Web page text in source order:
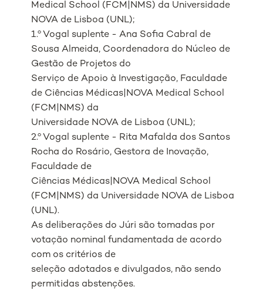
Medical School (FCM|NMS) da Universidade
NOVA de Lisboa (UNL);
1.º Vogal suplente - Ana Sofia Cabral de
Sousa Almeida, Coordenadora do Núcleo de
Gestão de Projetos do
Serviço de Apoio à Investigação, Faculdade
de Ciências Médicas|NOVA Medical School
(FCM|NMS) da
Universidade NOVA de Lisboa (UNL);
2.º Vogal suplente - Rita Mafalda dos Santos
Rocha do Rosário, Gestora de Inovação,
Faculdade de
Ciências Médicas|NOVA Medical School
(FCM|NMS) da Universidade NOVA de Lisboa
(UNL).
As deliberações do Júri são tomadas por
votação nominal fundamentada de acordo
com os critérios de
seleção adotados e divulgados, não sendo
permitidas abstenções.